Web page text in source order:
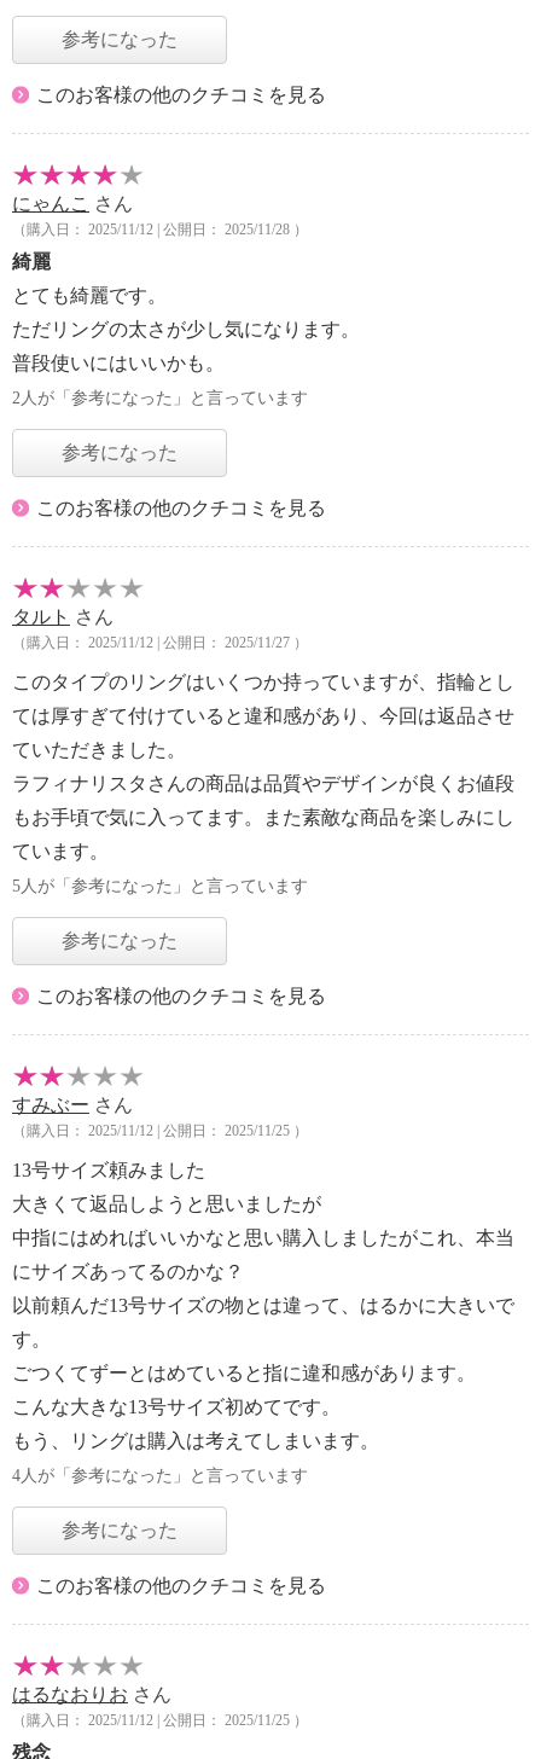
参考になった
このお客様の他のクチコミを見る
にゃんこ さん
（購入日： 2025/11/12 | 公開日： 2025/11/28 ）
綺麗
とても綺麗です。
ただリングの太さが少し気になります。
普段使いにはいいかも。
2人が「参考になった」と言っています
参考になった
このお客様の他のクチコミを見る
タルト さん
（購入日： 2025/11/12 | 公開日： 2025/11/27 ）
このタイプのリングはいくつか持っていますが、指輪とし
ては厚すぎて付けていると違和感があり、今回は返品させ
ていただきました。
ラフィナリスタさんの商品は品質やデザインが良くお値段
もお手頃で気に入ってます。また素敵な商品を楽しみにし
ています。
5人が「参考になった」と言っています
参考になった
このお客様の他のクチコミを見る
すみぶー さん
（購入日： 2025/11/12 | 公開日： 2025/11/25 ）
13号サイズ頼みました
大きくて返品しようと思いましたが
中指にはめればいいかなと思い購入しましたがこれ、本当
にサイズあってるのかな？
以前頼んだ13号サイズの物とは違って、はるかに大きいで
す。
ごつくてずーとはめていると指に違和感があります。
こんな大きな13号サイズ初めてです。
もう、リングは購入は考えてしまいます。
4人が「参考になった」と言っています
参考になった
このお客様の他のクチコミを見る
はるなおりお さん
（購入日： 2025/11/12 | 公開日： 2025/11/25 ）
残念